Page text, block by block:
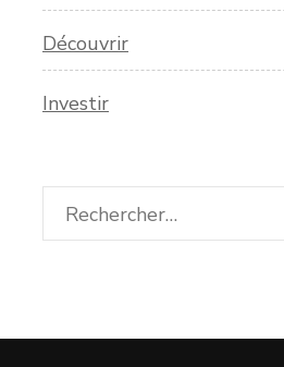
Découvrir
Investir
Rechercher :